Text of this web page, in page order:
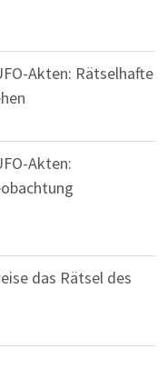
Akten: Rätselhafte
Akten:
das Rätsel des